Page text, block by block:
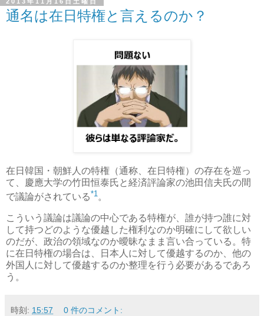
2013年11月16日土曜日
通名は在日特権と言えるのか？
在日韓国・朝鮮人の特権（通称、在日特権）の存在を巡っ
て、慶應大学の竹田恒泰氏と経済評論家の池田信夫氏の間
で議論がされている*1。
こういう議論は議論の中心である特権が、誰が持つ誰に対
して持つどのような優越した権利なのか明確にして欲しい
のだが、政治の領域なのか曖昧なまま言い合っている。特
に在日特権の場合は、日本人に対して優越するのか、他の
外国人に対して優越するのか整理を行う必要があるであろ
う。
時刻: 15:57 0 件のコメント: